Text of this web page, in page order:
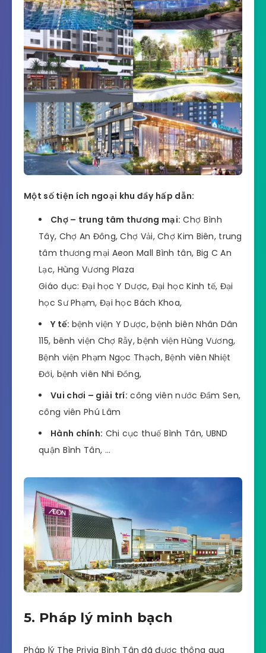
Một số tiện ích ngoại khu đầy hấp dẫn:
Chợ – trung tâm thương mại: Chợ Bình
Tây, Chợ An Đông, Chợ Vải, Chợ Kim Biên, trung
tâm thương mại Aeon Mall Bình tân, Big C An
Lạc, Hùng Vương Plaza
Giáo dục: Đại học Y Dược, Đại học Kinh tế, Đại
học Sư Phạm, Đại học Bách Khoa,
Y tế: bệnh viện Y Dược, bệnh biên Nhân Dân
115, bênh viện Chợ Rẫy, bệnh viện Hùng Vương,
Bệnh viện Phạm Ngọc Thạch, Bệnh viên Nhiệt
Đới, bệnh viên Nhi Đồng,
Vui chơi – giải trí: công viên nước Đầm Sen,
công viên Phú Lâm
Hành chính: Chi cục thuế Bình Tân, UBND
quận Bình Tân, …
5. Pháp lý minh bạch
Pháp lý The Privia Bình Tân đã được thông qua